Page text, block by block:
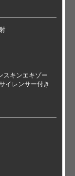
スキンエキゾー
イレンサー付き